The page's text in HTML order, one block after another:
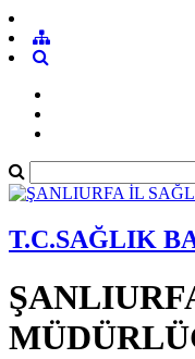
T.C.SAĞLIK